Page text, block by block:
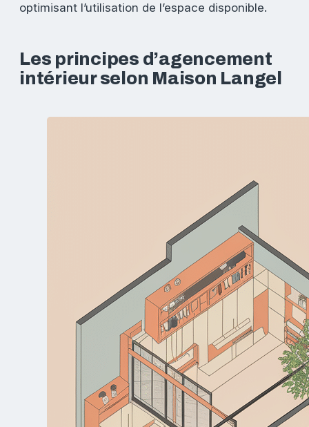
optimisant l’utilisation de l’espace disponible.
Les principes d’agencement
intérieur selon Maison Langel